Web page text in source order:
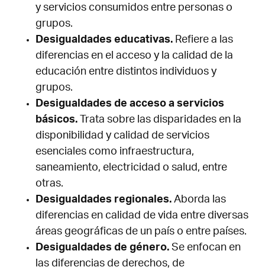
y servicios consumidos entre personas o
grupos.
Desigualdades educativas. Refiere a las
diferencias en el acceso y la calidad de la
educación entre distintos individuos y
grupos.
Desigualdades de acceso a servicios
básicos. Trata sobre las disparidades en la
disponibilidad y calidad de servicios
esenciales como infraestructura,
saneamiento, electricidad o salud, entre
otras.
Desigualdades regionales. Aborda las
diferencias en calidad de vida entre diversas
áreas geográficas de un país o entre países.
Desigualdades de género. Se enfocan en
las diferencias de derechos, de